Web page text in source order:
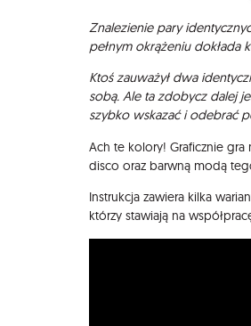
Znalezienie pary
pełnym okrążeniu
Ktoś zauważył dwa
sobą. Ale ta zdobycz dalej
szybko wskazać i odebrać
Ach te kolory! Graficznie gra
disco oraz barwną modą
Instrukcja zawiera kilka
którzy stawiają na